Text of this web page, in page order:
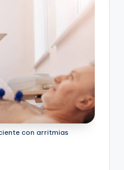
con arritmias